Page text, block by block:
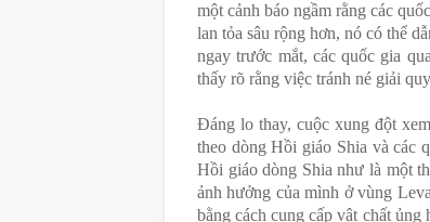
một cảnh báo ngầm rằng các
lan tỏa sâu rộng hơn, nó có thể
ngay trước mắt, các quốc gia
thấy rõ rằng việc tránh né giải
Đáng lo thay, cuộc xung đột
theo dòng Hồi giáo Shia và các
Hồi giáo dòng Shia như là một
ảnh hưởng của mình ở vùng
bằng cách cung cấp vật chất